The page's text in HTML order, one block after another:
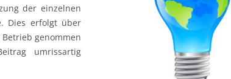
der einzelnen
Dies erfolgt über
genommen
umrissartig